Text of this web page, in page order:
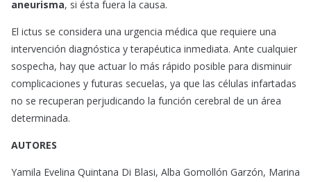
aneurisma, si ésta fuera la causa.
El ictus se considera una urgencia médica que requiere una
intervención diagnóstica y terapéutica inmediata. Ante cualquier
sospecha, hay que actuar lo más rápido posible para disminuir
complicaciones y futuras secuelas, ya que las células infartadas
no se recuperan perjudicando la función cerebral de un área
determinada.
AUTORES
Yamila Evelina Quintana Di Blasi, Alba Gomollón Garzón, Marina